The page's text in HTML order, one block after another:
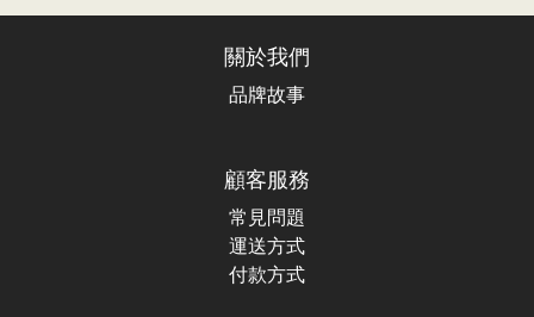
關於我們
品牌故事
顧客服務
常見問題
運送方式
付款方式